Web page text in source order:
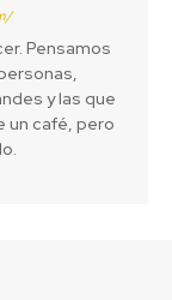
Pensamos
y las que
un café, pero